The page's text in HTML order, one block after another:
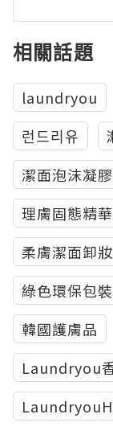
相關話題
laundryou
런드리유
潔面泡沫凝膠
理膚固態精
柔膚潔面卸
綠色環保包裝
韓國護膚品
Laundryou